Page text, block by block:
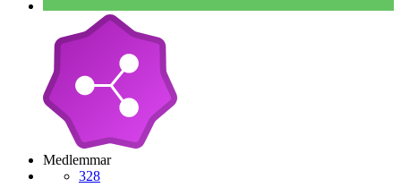
Medlemmar
328